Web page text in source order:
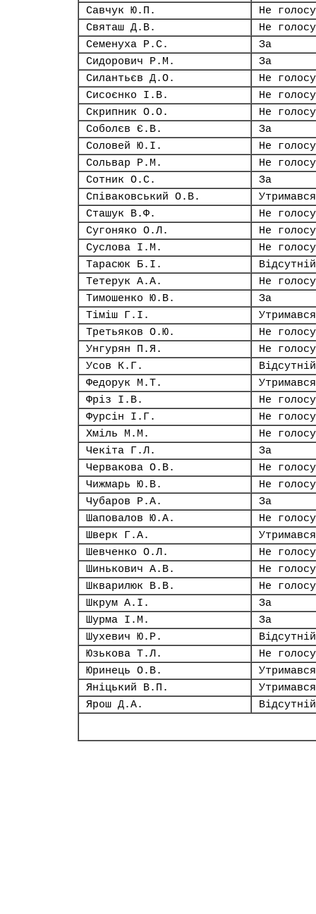
Савчук Ю.П.
Не
Святаш Д.В.
Не
Семенуха Р.С.
За
Сидорович Р.М.
За
Силантьєв Д.О.
Не
Сисоєнко І.В.
Не
Скрипник О.О.
Не
Соболєв Є.В.
За
Соловей Ю.І.
Не
Сольвар Р.М.
Не
Сотник О.С.
За
Співаковський О.В.
Утримався
Сташук В.Ф.
Не
Сугоняко О.Л.
Не
Суслова І.М.
Не
Тарасюк Б.І.
Відсутній
Тетерук А.А.
Не
Тимошенко Ю.В.
За
Тіміш Г.І.
Утримався
Третьяков О.Ю.
Не
Унгурян П.Я.
Не
Усов К.Г.
Відсутній
Федорук М.Т.
Утримався
Фріз І.В.
Не
Фурсін І.Г.
Не
Хміль М.М.
Не
Чекіта Г.Л.
За
Червакова О.В.
Не
Чижмарь Ю.В.
Не
Чубаров Р.А.
За
Шаповалов Ю.А.
Не
Шверк Г.А.
Утримався
Шевченко О.Л.
Не
Шинькович А.В.
Не
Шкварилюк В.В.
Не
Шкрум А.І.
За
Шурма І.М.
За
Шухевич Ю.Р.
Відсутній
Юзькова Т.Л.
Не
Юринець О.В.
Утримався
Яніцький В.П.
Утримався
Ярош Д.А.
Відсутній